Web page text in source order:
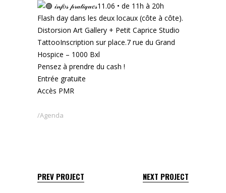
𝒾𝓃𝒻𝑜𝓈 𝓅𝓇𝒶𝓉𝒾𝓆𝓊𝑒𝓈11.06 • de 11h à 20h
Flash day dans les deux locaux (côte à côte).
Distorsion Art Gallery + Petit Caprice Studio
TattooInscription sur place.7 rue du Grand
Hospice – 1000 Bxl
Pensez à prendre du cash !
Entrée gratuite
Accès PMR
Agenda
PREV PROJECT NEXT PROJECT